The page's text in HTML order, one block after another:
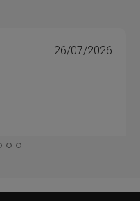
26/07/2026